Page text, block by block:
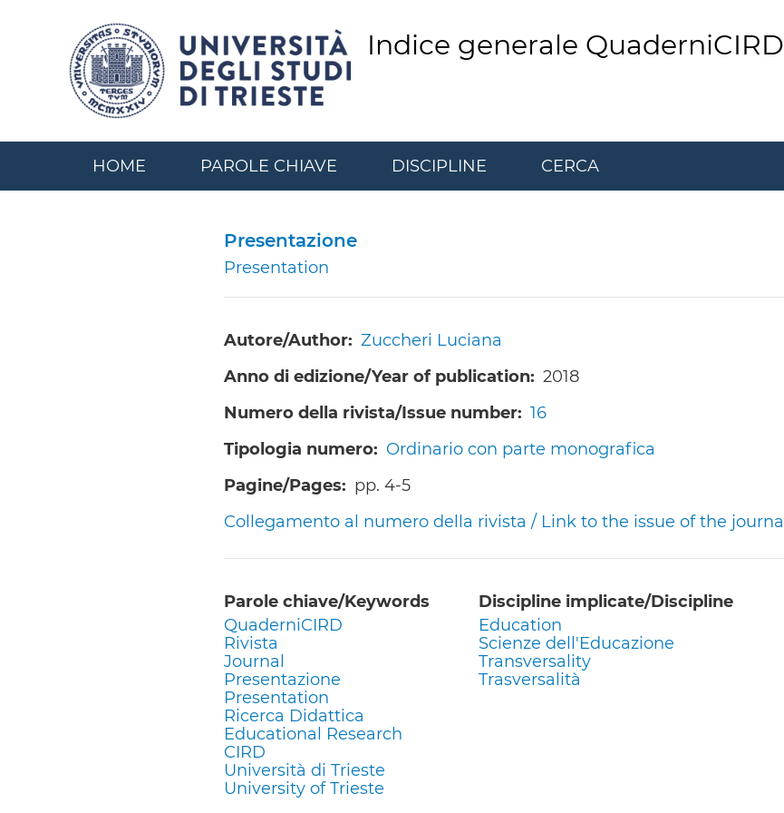
contenuto
principale
Indice generale QuaderniCIRD
HOME PAROLE CHIAVE DISCIPLINE CERCA
Presentazione
Presentation
Autore/Author
Zuccheri Luciana
Anno di edizione/Year of publication
2018
Numero della rivista/Issue number
16
Tipologia numero
Ordinario con parte monografica
Pagine/Pages
pp. 4-5
Collegamento al numero della rivista / Link to the issue of the journal
Parole chiave/Keywords
QuaderniCIRD
Rivista
Journal
Presentazione
Presentation
Ricerca Didattica
Educational Research
CIRD
Università di Trieste
University of Trieste
Discipline implicate/Discipline
Education
Scienze dell'Educazione
Transversality
Trasversalità